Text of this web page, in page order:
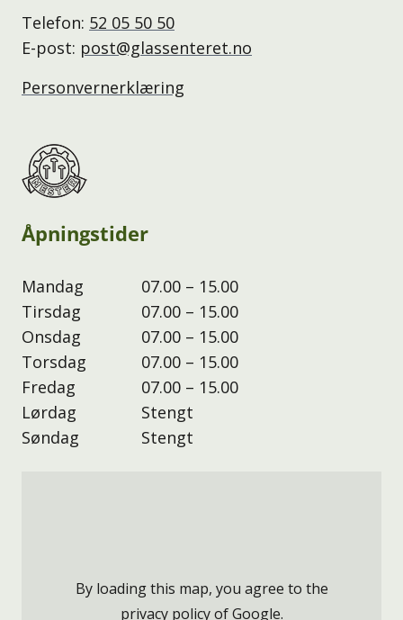
Telefon: 52 05 50 50
E-post: post@glassenteret.no
Personvernerklæring
Åpningstider
Mandag
07.00 – 15.00
Tirsdag
07.00 – 15.00
Onsdag
07.00 – 15.00
Torsdag
07.00 – 15.00
Fredag
07.00 – 15.00
Lørdag
Stengt
Søndag
Stengt
By loading this map, you agree to the
privacy policy ofGoogle.